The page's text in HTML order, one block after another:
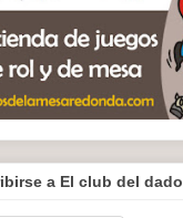
a El club del dado